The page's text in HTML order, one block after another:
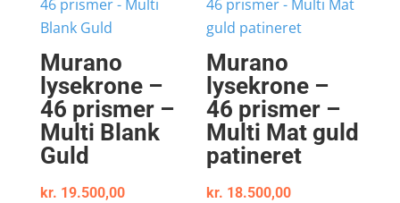
Murano
lysekrone –
46 prismer –
Multi Blank
Guld
kr. 19.500,00
Murano
lysekrone –
46 prismer –
Multi Mat guld
patineret
kr. 18.500,00